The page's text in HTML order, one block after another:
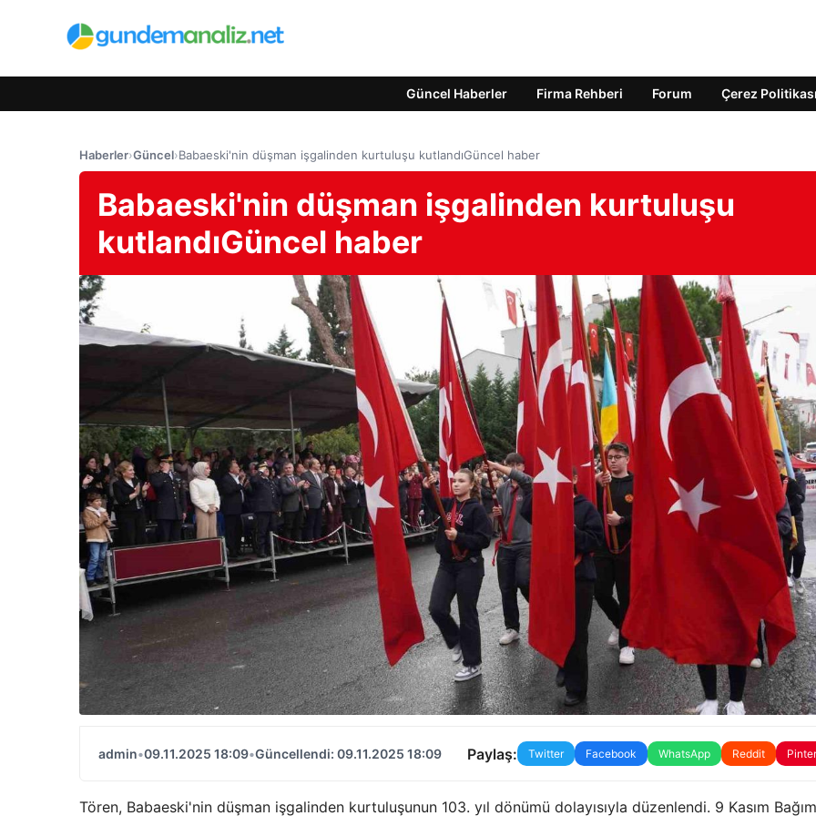
Güncel Haberler Firma Rehberi Forum Çerez Politikası
Haberler›Güncel›Babaeski'nin düşman işgalinden kurtuluşu kutlandıGüncel haber
Babaeski'nin düşman işgalinden kurtuluşu
kutlandıGüncel haber
admin•09.11.2025 18:09•Güncellendi: 09.11.2025 18:09 Paylaş: Twitter Facebook WhatsApp Reddit
Tören, Babaeski'nin düşman işgalinden kurtuluşunun 103. yıl dönümü dolayısıyla düzenlendi. 9 Kasım